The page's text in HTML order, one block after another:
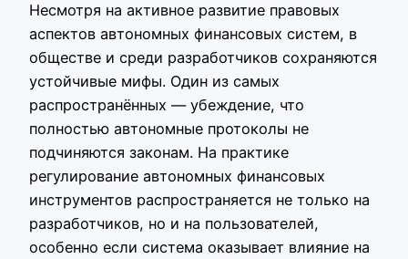
Несмотря на активное развитие правовых
аспектов автономных финансовых систем, в
обществе и среди разработчиков сохраняются
устойчивые мифы. Один из самых
распространённых — убеждение, что
полностью автономные протоколы не
подчиняются законам. На практике
регулирование автономных финансовых
инструментов распространяется не только на
разработчиков, но и на пользователей,
особенно если система оказывает влияние на